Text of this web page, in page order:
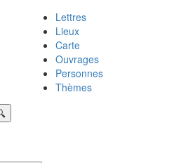
Lettres
Lieux
Carte
Ouvrages
Personnes
Thèmes